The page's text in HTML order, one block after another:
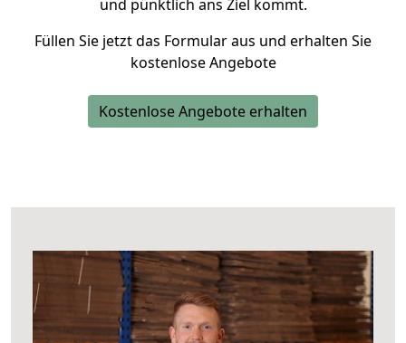
und pünktlich ans Ziel kommt.
Füllen Sie jetzt das Formular aus und erhalten Sie
kostenlose Angebote
Kostenlose Angebote erhalten